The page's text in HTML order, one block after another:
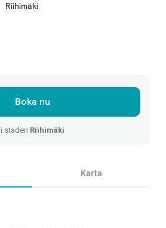
Riihimäki
Boka nu
i staden Riihimäki
Karta